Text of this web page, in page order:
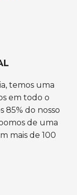
temos uma
em todo o
do nosso
de uma
mais de 100